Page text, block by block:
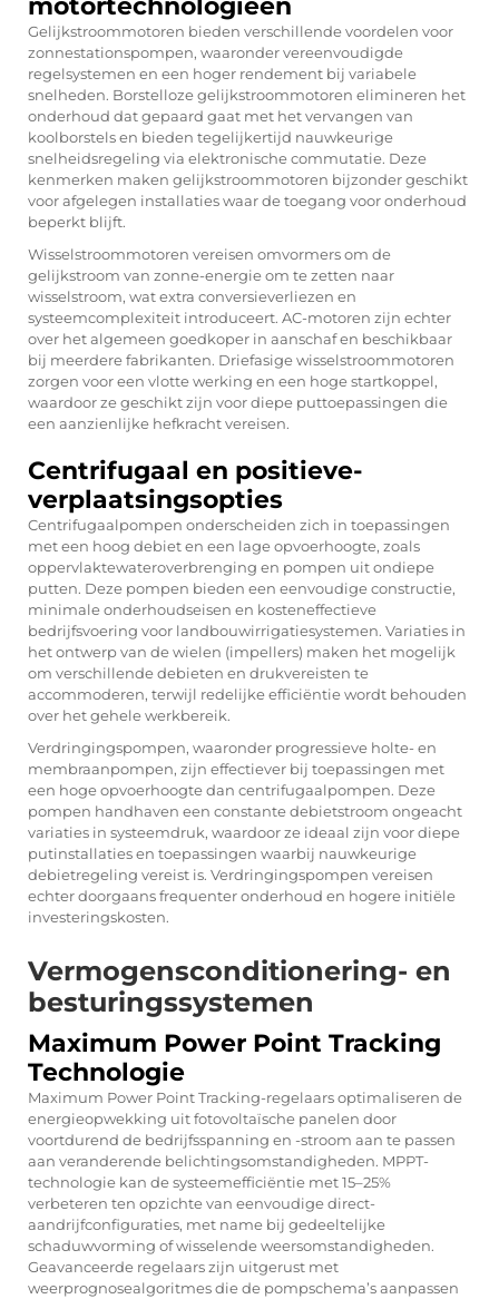
motortechnologieën
Gelijkstroommotoren bieden verschillende voordelen voor
zonnestationspompen, waaronder vereenvoudigde
regelsystemen en een hoger rendement bij variabele
snelheden. Borstelloze gelijkstroommotoren elimineren het
onderhoud dat gepaard gaat met het vervangen van
koolborstels en bieden tegelijkertijd nauwkeurige
snelheidsregeling via elektronische commutatie. Deze
kenmerken maken gelijkstroommotoren bijzonder geschikt
voor afgelegen installaties waar de toegang voor onderhoud
beperkt blijft.
Wisselstroommotoren vereisen omvormers om de
gelijkstroom van zonne-energie om te zetten naar
wisselstroom, wat extra conversieverliezen en
systeemcomplexiteit introduceert. AC-motoren zijn echter
over het algemeen goedkoper in aanschaf en beschikbaar
bij meerdere fabrikanten. Driefasige wisselstroommotoren
zorgen voor een vlotte werking en een hoge startkoppel,
waardoor ze geschikt zijn voor diepe puttoepassingen die
een aanzienlijke hefkracht vereisen.
Centrifugaal en positieve-
verplaatsingsopties
Centrifugaalpompen onderscheiden zich in toepassingen
met een hoog debiet en een lage opvoerhoogte, zoals
oppervlaktewateroverbrenging en pompen uit ondiepe
putten. Deze pompen bieden een eenvoudige constructie,
minimale onderhoudseisen en kosteneffectieve
bedrijfsvoering voor landbouwirrigatiesystemen. Variaties in
het ontwerp van de wielen (impellers) maken het mogelijk
om verschillende debieten en drukvereisten te
accommoderen, terwijl redelijke efficiëntie wordt behouden
over het gehele werkbereik.
Verdringingspompen, waaronder progressieve holte- en
membraanpompen, zijn effectiever bij toepassingen met
een hoge opvoerhoogte dan centrifugaalpompen. Deze
pompen handhaven een constante debietstroom ongeacht
variaties in systeemdruk, waardoor ze ideaal zijn voor diepe
putinstallaties en toepassingen waarbij nauwkeurige
debietregeling vereist is. Verdringingspompen vereisen
echter doorgaans frequenter onderhoud en hogere initiële
investeringskosten.
Vermogensconditionering- en
besturingssystemen
Maximum Power Point Tracking
Technologie
Maximum Power Point Tracking-regelaars optimaliseren de
energieopwekking uit fotovoltaïsche panelen door
voortdurend de bedrijfsspanning en -stroom aan te passen
aan veranderende belichtingsomstandigheden. MPPT-
technologie kan de systeemefficiëntie met 15–25%
verbeteren ten opzichte van eenvoudige direct-
aandrijfconfiguraties, met name bij gedeeltelijke
schaduwvorming of wisselende weersomstandigheden.
Geavanceerde regelaars zijn uitgerust met
weerprognosealgoritmes die de pompschema’s aanpassen